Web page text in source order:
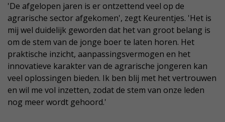
'De afgelopen jaren is er ontzettend veel op de
agrarische sector afgekomen', zegt Keurentjes. 'Het is
mij wel duidelijk geworden dat het van groot belang is
om de stem van de jonge boer te laten horen. Het
praktische inzicht, aanpassingsvermogen en het
innovatieve karakter van de agrarische jongeren kan
veel oplossingen bieden. Ik ben blij met het vertrouwen
en wil me vol inzetten, zodat de stem van onze leden
nog meer wordt gehoord.'